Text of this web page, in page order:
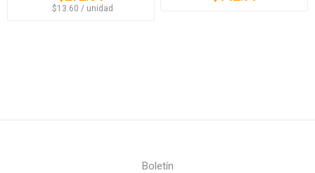
‏‏‎ ‎‏‏‎ ‎$13.60 / unidad
Boletín